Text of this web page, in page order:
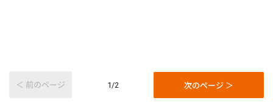
＜ 前のページ 1/2 次のページ ＞